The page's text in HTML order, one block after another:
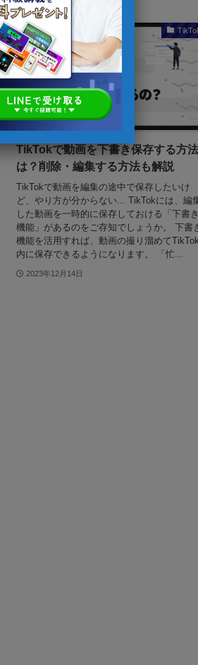
TikTokで動画を下書き保存する方法
は？削除・編集する方法も解説
TikTokで動画を編集の途中で保存したいけ
ど、やり方が分からない... TikTokには、編
した動画を一時的に保存しておける「下書き
機能」があるのをご存知でしょうか。 下書
機能を活用すれば、動画の撮り溜めてTikTok
内に保存できるようになります。 「忙...
2023年12月14日